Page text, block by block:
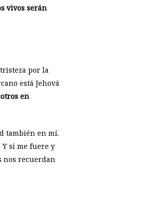
vivos serán
por la
está Jehová
en
también en mí.
si me fuere y
nos recuerdan